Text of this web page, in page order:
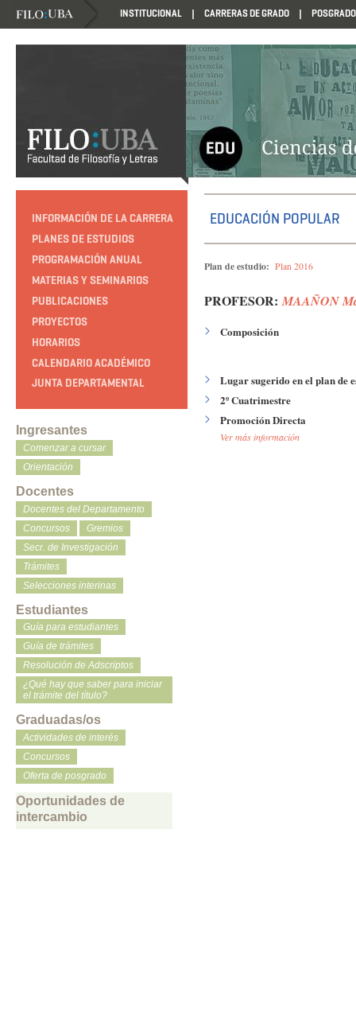
INSTITUCIONAL CARRERAS DE GRADO POSGRADO
HTTP://EDUCACION.FILO.UBA.AR/PROGRAMACION1985
INFORMACIÓN DE LA CARRERA
PLANES DE ESTUDIOS
PROGRAMACIÓN ANUAL
MATERIAS Y SEMINARIOS
PUBLICACIONES
PROYECTOS
HORARIOS
CALENDARIO ACADÉMICO
JUNTA DEPARTAMENTAL
Ingresantes
Comenzar a cursar
Orientación
Docentes
Docentes del Departamento
Concursos
Gremios
Secr. de Investigación
Trámites
Selecciones interinas
Estudiantes
Guía para estudiantes
Guía de trámites
Resolución de Adscriptos
¿Qué hay que saber para iniciar
el trámite del título?
Graduadas/os
Actividades de interés
Concursos
Oferta de posgrado
Oportunidades de
intercambio
EDUCACIÓN POPULAR
Plan de estudio: Plan 2016
PROFESOR: MAAÑON
Composición
Lugar sugerido en el plan de
2º Cuatrimestre
Promoción Directa
Ver más información